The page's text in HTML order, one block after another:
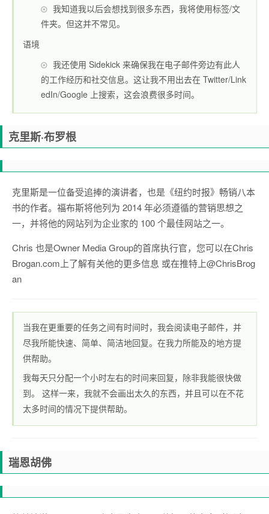
我知道我以后会想找到很多东西，我将使用标签/文
件夹。但这并不常见。
语境
我还使用 Sidekick 来确保我在电子邮件旁边有此人
的工作经历和社交信息。这让我不用出去在 Twitter/Link
edIn/Google 上搜索，这会浪费很多时间。
克里斯·布罗根
克里斯是一位备受追捧的演讲者，也是《纽约时报》畅销八本
书的作者。福布斯将他列为 2014 年必须遵循的营销思想之
一，并将他的网站列为企业家的 100 个最佳网站之一。
Chris 也是Owner Media Group的首席执行官，您可以在Chris
Brogan.com 上了解有关他的更多信息 或在推特 上@ChrisBrog
an
当我在更重要的任务之间有时间时，我会阅读电子邮件，并
尽我所能快速、简单、简洁地回复。在我力所能及的地方提
供帮助。
我每天只分配一个小时左右的时间来回复，除非我能很快做
到。 这样一来，我就不会画出太久的东西，并且可以在不花
太多时间的情况下提供帮助。
瑞恩胡佛